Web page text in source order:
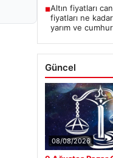
■Altın fiyatları
fiyatları ne
yarım ve
Güncel
08/08/2026